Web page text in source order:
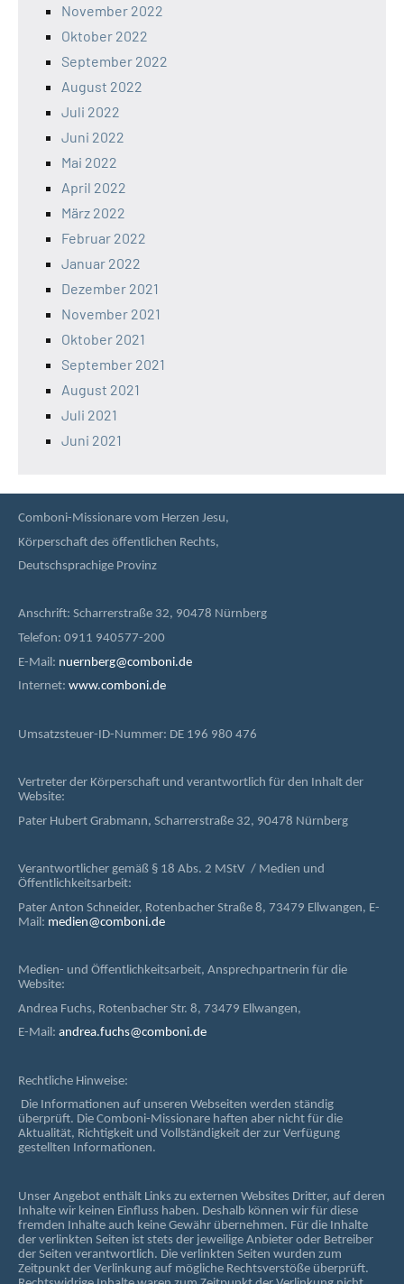
November 2022
Oktober 2022
September 2022
August 2022
Juli 2022
Juni 2022
Mai 2022
April 2022
März 2022
Februar 2022
Januar 2022
Dezember 2021
November 2021
Oktober 2021
September 2021
August 2021
Juli 2021
Juni 2021
Comboni-Missionare vom Herzen Jesu,
Körperschaft des öffentlichen Rechts,
Deutschsprachige Provinz
Anschrift: Scharrerstraße 32, 90478 Nürnberg
Telefon: 0911 940577-200
E-Mail: nuernberg@comboni.de
Internet: www.comboni.de
Umsatzsteuer-ID-Nummer: DE 196 980 476
Vertreter der Körperschaft und verantwortlich für den Inhalt der
Website:
Pater Hubert Grabmann, Scharrerstraße 32, 90478 Nürnberg
Verantwortlicher gemäß § 18 Abs. 2 MStV / Medien und
Öffentlichkeitsarbeit:
Pater Anton Schneider, Rotenbacher Straße 8, 73479 Ellwangen, E-
Mail: medien@comboni.de
Medien- und Öffentlichkeitsarbeit, Ansprechpartnerin für die
Website:
Andrea Fuchs, Rotenbacher Str. 8, 73479 Ellwangen,
E-Mail: andrea.fuchs@comboni.de
Rechtliche Hinweise:
Die Informationen auf unseren Webseiten werden ständig
überprüft. Die Comboni-Missionare haften aber nicht für die
Aktualität, Richtigkeit und Vollständigkeit der zur Verfügung
gestellten Informationen.
Unser Angebot enthält Links zu externen Websites Dritter, auf deren
Inhalte wir keinen Einfluss haben. Deshalb können wir für diese
fremden Inhalte auch keine Gewähr übernehmen. Für die Inhalte
der verlinkten Seiten ist stets der jeweilige Anbieter oder Betreiber
der Seiten verantwortlich. Die verlinkten Seiten wurden zum
Zeitpunkt der Verlinkung auf mögliche Rechtsverstöße überprüft.